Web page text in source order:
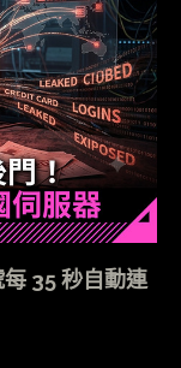
35 秒自動連